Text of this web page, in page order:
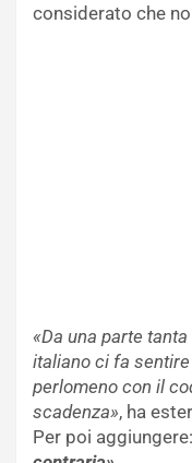
considerato che
«Da una parte
italiano ci fa
perlomeno con il
scadenza», ha
Per poi aggiungere: